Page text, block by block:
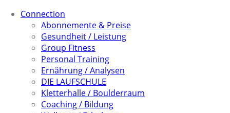
Connection
Abonnemente & Preise
Gesundheit / Leistung
Group Fitness
Personal Training
Ernährung / Analysen
DIE LAUFSCHULE
Kletterhalle / Boulderraum
Coaching / Bildung